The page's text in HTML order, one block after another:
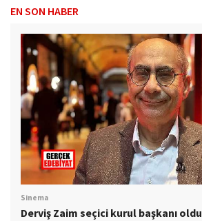
EN SON HABER
Sinema
Derviş Zaim seçici kurul başkanı oldu